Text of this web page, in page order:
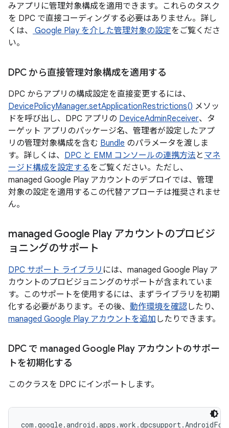
みアプリに管理対象構成を適用できます。これらのタスク
を DPC で直接コーディングする必要はありません。詳し
くは、
Google Play を介した管理対象の設定をご覧くださ
い。
DPC から直接管理対象構成を適用する
DPC からアプリの構成設定を直接変更するには、
DevicePolicyManager.setApplicationRestrictions() メソッ
ドを呼び出し、DPC アプリの DeviceAdminReceiver、タ
ーゲット アプリのパッケージ名、管理者が設定したアプ
リの管理対象構成を含む Bundle のパラメータを渡しま
す。詳しくは、 DPC と EMM コンソールの連携方法 と マネ
ージド構成を設定するをご覧ください。ただし、
managed Google Play アカウントのデプロイでは、管理
対象の設定を適用するこの代替アプローチは推奨されませ
ん。
managed Google Play アカウントのプロビジ
ョニングのサポート
DPC サポート ライブラリ には、managed Google Play ア
カウントのプロビジョニングのサポートが含まれていま
す。このサポートを使用するには、まずライブラリを初期
化する必要があります。その後、 動作環境を確認したり、
managed Google Play アカウントを追加 したりできます。
DPC で managed Google Play アカウントのサポー
トを初期化する
このクラスを DPC にインポートします。